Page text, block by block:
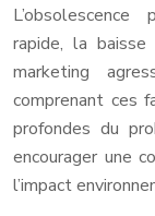
L’obsolescence
rapide, la
marketing
comprenant ces
profondes du
encourager une
l’impact